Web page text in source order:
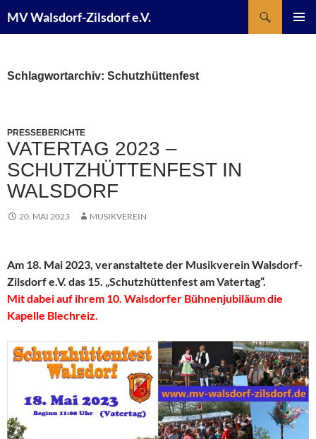
MV Walsdorf-Zilsdorf e.V.
Schlagwortarchiv: Schutzhüttenfest
PRESSEBERICHTE
VATERTAG 2023 –
SCHUTZHÜTTENFEST IN
WALSDORF
20. MAI 2023 MUSIKVEREIN
Am 18. Mai 2023, veranstaltete der Musikverein Walsdorf-
Zilsdorf e.V. das 15. „Schutzhüttenfest am Vatertag“.
Mit dabei auf ihrem 10. Walsdorfer Bühnenjubiläum die
Kapelle Blechreiz.